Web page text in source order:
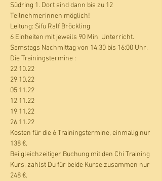
Südring 1. Dort sind dann bis zu 12
Teilnehmerinnen möglich!
Leitung: Sifu Ralf Bröckling
6 Einheiten mit jeweils 90 Min. Unterricht.
Samstags Nachmittag von 14:30 bis 16:00 Uhr.
Die Trainingstermine :
22.10.22
29.10.22
05.11.22
12.11.22
19.11.22
26.11.22
Kosten für die 6 Trainingstermine, einmalig nur
138 €.
Bei gleichzeitiger Buchung mit den Chi Training
Kurs, zahlst Du für beide Kurse zusammen nur
248 €.